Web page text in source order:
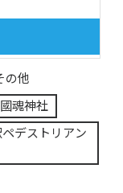
の他
魂神社
デストリアン